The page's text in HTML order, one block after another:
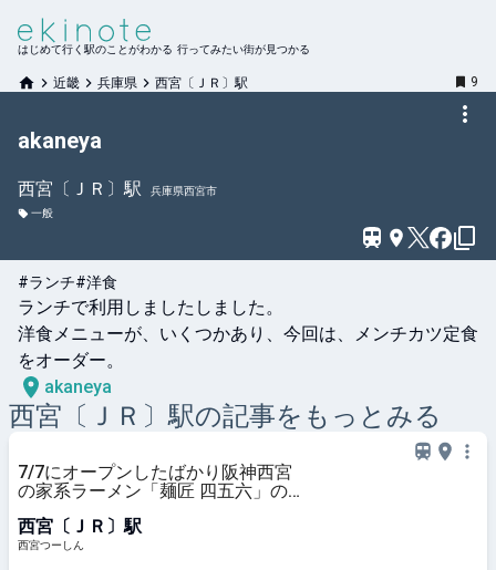
はじめて行く駅のことがわかる 行ってみたい街が見つかる
近畿 兵庫県 西宮〔ＪＲ〕駅 9
akaneya
西宮〔ＪＲ〕駅
兵庫県西宮市
一般
#ランチ#洋食
ランチで利用しましたしました。
洋食メニューが、いくつかあり、今回は、メンチカツ定食
をオーダー。
akaneya
西宮〔ＪＲ〕駅の記事をもっとみる
7/7にオープンしたばかり阪神西宮
の家系ラーメン「麺匠 四五六」の
西宮〔ＪＲ〕駅
西宮つーしん